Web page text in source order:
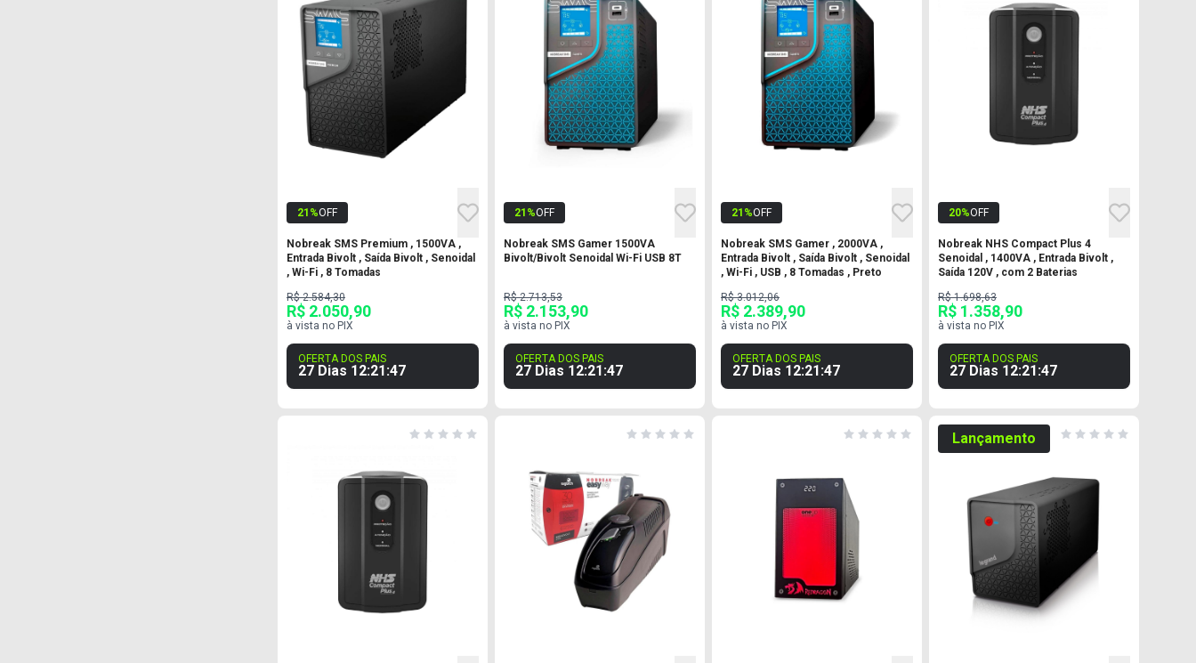
21 %OFF
Nobreak SMS Premium , 1500VA ,
Entrada Bivolt , Saída Bivolt , Senoidal
, Wi-Fi , 8 Tomadas
R$ 2.584,30
R$ 2.050,90
à vista no PIX
OFERTA DOS PAIS
27 Dias 12:21 :46
21 %OFF
Nobreak SMS Gamer 1500VA
Bivolt/Bivolt Senoidal Wi-Fi USB 8T
R$ 2.713,53
R$ 2.153,90
à vista no PIX
OFERTA DOS PAIS
27 Dias 12:21 :46
21 %OFF
Nobreak SMS Gamer , 2000VA ,
Entrada Bivolt , Saída Bivolt , Senoidal
, Wi-Fi , USB , 8 Tomadas , Preto
R$ 3.012,06
R$ 2.389,90
à vista no PIX
OFERTA DOS PAIS
27 Dias 12:21 :46
20%OFF
Nobreak NHS Compact Plus 4
Senoidal , 1400VA , Entrada Bivolt ,
Saída 120V , com 2 Baterias
R$ 1.698,63
R$ 1.358,90
à vista no PIX
OFERTA DOS PAIS
27 Dias 12:21 :46
Lançamento